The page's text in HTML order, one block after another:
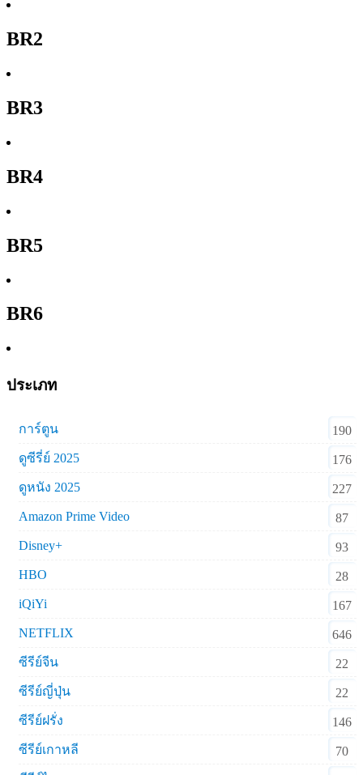
BR2
BR3
BR4
BR5
BR6
ประเภท
การ์ตูน
190
ดูซีรี่ย์ 2025
176
ดูหนัง 2025
227
Amazon Prime Video
87
Disney+
93
HBO
28
iQiYi
167
NETFLIX
646
ซีรีย์จีน
22
ซีรีย์ญี่ปุ่น
22
ซีรีย์ฝรั่ง
146
ซีรีย์เกาหลี
70